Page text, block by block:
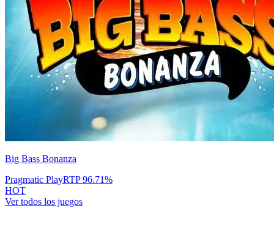
Big Bass Bonanza
Pragmatic PlayRTP96.71%
HOT
Ver todos los juegos